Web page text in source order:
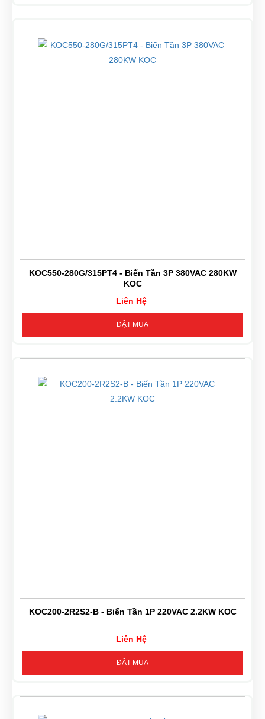
KOC550-280G/315PT4 - Biến Tần 3P 380VAC 280KW
KOC
Liên Hệ
ĐẶT MUA
KOC200-2R2S2-B - Biến Tần 1P 220VAC 2.2KW KOC
Liên Hệ
ĐẶT MUA